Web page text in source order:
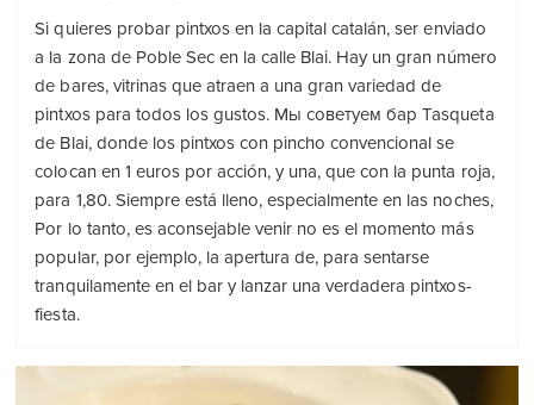
Si quieres probar pintxos en la capital catalán, ser enviado
a la zona de Poble Sec en la calle Blai. Hay un gran número
de bares, vitrinas que atraen a una gran variedad de
pintxos para todos los gustos. Мы советуем бар Tasqueta
de Blai, donde los pintxos con pincho convencional se
colocan en 1 euros por acción, y una, que con la punta roja,
para 1,80. Siempre está lleno, especialmente en las noches,
Por lo tanto, es aconsejable venir no es el momento más
popular, por ejemplo, la apertura de, para sentarse
tranquilamente en el bar y lanzar una verdadera pintxos-
fiesta.